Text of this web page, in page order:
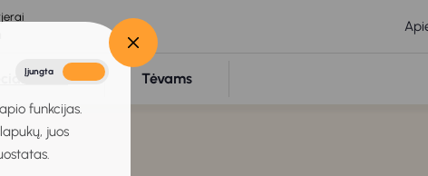
Įjungta
funkcijas.
juos
Tėvams